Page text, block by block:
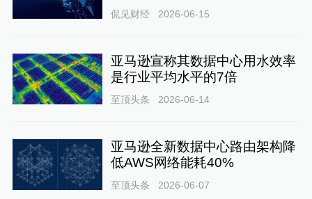
侃见财经 2026-06-15
亚马逊宣称其数据中心用水效率
是行业平均水平的7倍
至顶头条 2026-06-14
亚马逊全新数据中心路由架构降
低AWS网络能耗40%
至顶头条 2026-06-07